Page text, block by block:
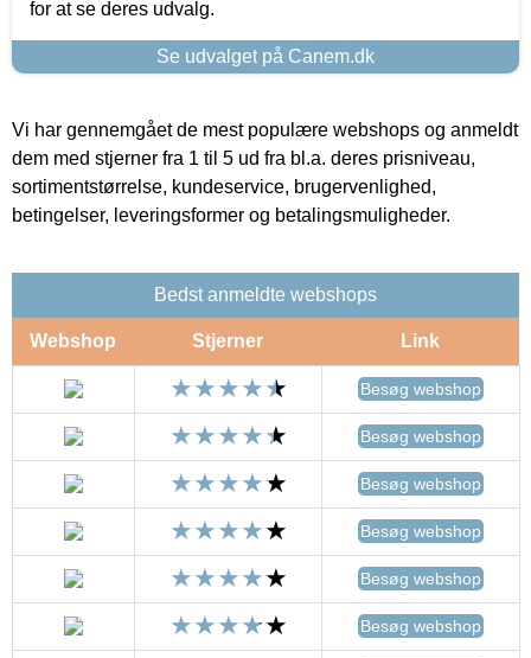
for at se deres udvalg.
Se udvalget på Canem.dk
Vi har gennemgået de mest populære webshops og anmeldt
dem med stjerner fra 1 til 5 ud fra bl.a. deres prisniveau,
sortimentstørrelse, kundeservice, brugervenlighed,
betingelser, leveringsformer og betalingsmuligheder.
Bedst anmeldte webshops
Webshop Stjerner Link
Besøg webshop
Besøg webshop
Besøg webshop
Besøg webshop
Besøg webshop
Besøg webshop